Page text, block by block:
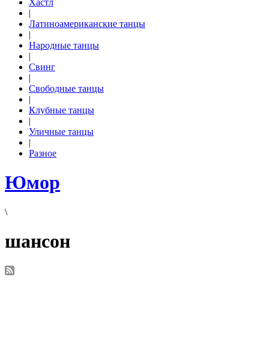
Хастл
|
Латиноамериканские танцы
|
Народные танцы
|
Свинг
|
Свободные танцы
|
Клубные танцы
|
Уличные танцы
|
Разное
Юмор
\
шансон